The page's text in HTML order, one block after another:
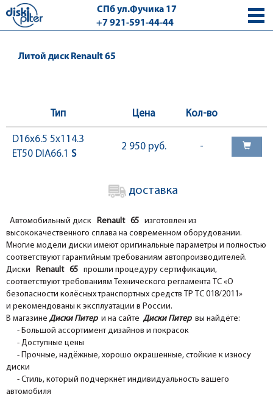
СПб ул.Фучика 17
+7 921-591-44-44
Литой диск Renault 65
Тип Цена Кол-во
D16x6.5 5x114.3
ET50 DIA66.1 S
2 950 руб. -
доставка
Автомобильный диск Renault 65 изготовлен из
высококачественного сплава на современном оборудовании.
Многие модели диски имеют оригинальные параметры и полностью
соответствуют гарантийным требованиям автопроизводителей.
Диски Renault 65 прошли процедуру сертификации,
соответствуют требованиям Технического регламента ТС «О
безопасности колёсных транспортных средств ТР ТС 018/2011»
и рекомендованы к эксплуатации в России.
В магазине Диски Питер и на сайте Диски Питер вы найдёте:
- Большой ассортимент дизайнов и покрасок
- Доступные цены
- Прочные, надёжные, хорошо окрашенные, стойкие к износу
диски
- Стиль, который подчеркнёт индивидуальность вашего
автомобиля